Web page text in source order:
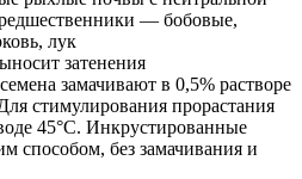
— бобовые,
лук
затенения
замачивают в 0,5% растворе
стимулирования прорастания
45°С. Инкрустированные
способом, без замачивания и